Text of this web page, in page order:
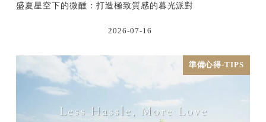
盛夏星空下的微醺：打造極致質感的暮光派對
2026-07-16
準備心得-TIPS